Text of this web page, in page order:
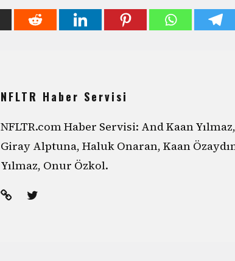
NFLTR Haber Servisi
NFLTR.com Haber Servisi: And Kaan
Giray Alptuna, Haluk Onaran, Kaan
Yılmaz, Onur Özkol.